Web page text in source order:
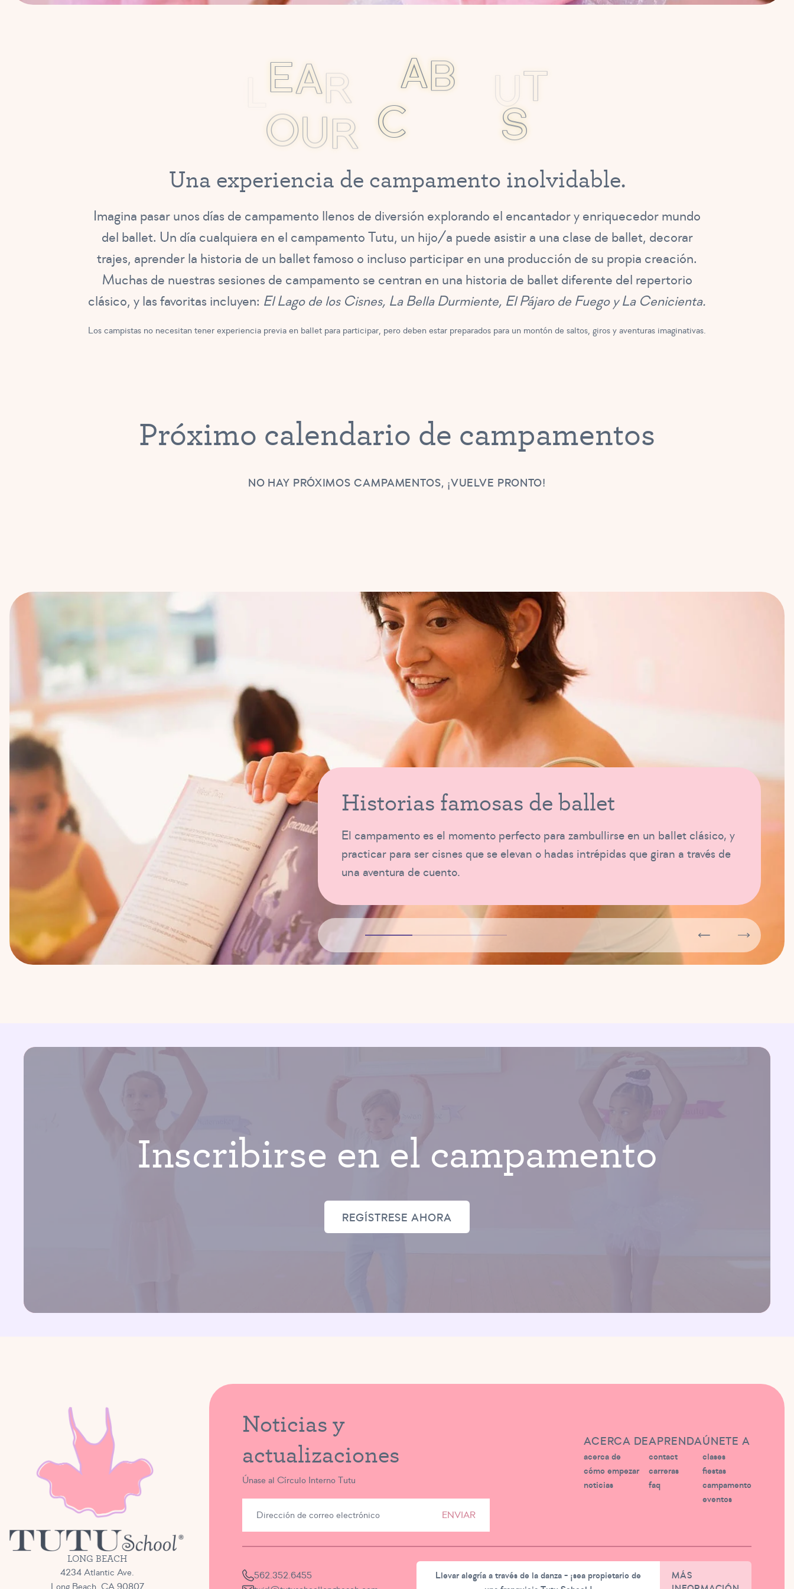
EAR AB
T
OUR C S
Una experiencia de campamento inolvidable.
Imagina pasar unos días de campamento llenos de diversión explorando el encantador y enriquecedor mundo
del ballet. Un día cualquiera en el campamento Tutu, un hijo/a puede asistir a una clase de ballet, decorar
trajes, aprender la historia de un ballet famoso o incluso participar en una producción de su propia creación.
Muchas de nuestras sesiones de campamento se centran en una historia de ballet diferente del repertorio
clásico, y las favoritas incluyen: El Lago de los Cisnes, La Bella Durmiente, El Pájaro de Fuego y La Cenicienta.
Los campistas no necesitan tener experiencia previa en ballet para participar, pero deben estar preparados para un montón de saltos, giros y aventuras imaginativas.
Próximo calendario de campamentos
NO HAY PRÓXIMOS CAMPAMENTOS, ¡VUELVE PRONTO!
Historias famosas de ballet
El campamento es el momento perfecto para zambullirse en un ballet clásico, y
practicar para ser cisnes que se elevan o hadas intrépidas que giran a través de
una aventura de cuento.
Inscribirse en el campamento
REGÍSTRESE AHORA
LONG BEACH
4234 Atlantic Ave.
Noticias y
actualizaciones
Únase al Círculo Interno Tutu
ENVIAR
ACERCA DE
acerca de
cómo empezar
noticias
APRENDA
contact
carreras
faq
ÚNETE A
clases
fiestas
campamento
eventos
562.352.6455
Llevar alegría a través de la danza - ¡sea propietario de
MÁS